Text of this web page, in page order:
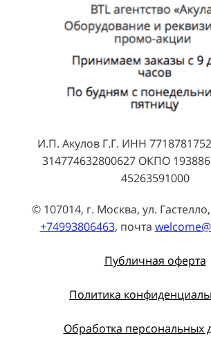
И.П. Акулов Г.Г. ИНН
314774632800627 ОКПО
45263591000
© 107014, г. Москва, ул.
+74993806463, почта
Публичная оферта
Политика
Обработка персональных